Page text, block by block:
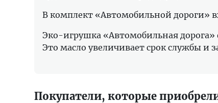
В комплект «Автомобильной дороги»
Эко-игрушка «Автомобильная дорога»
Это масло увеличивает срок службы
Покупатели, которые